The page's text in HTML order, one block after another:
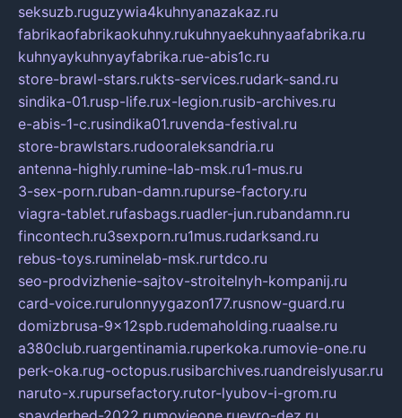
seksuzb.ruguzywia4kuhnyanazakaz.ru
fabrikaofabrikaokuhny.rukuhnyaekuhnyaafabrika.ru
kuhnyaykuhnyayfabrika.rue-abis1c.ru
store-brawl-stars.rukts-services.rudark-sand.ru
sindika-01.rusp-life.rux-legion.rusib-archives.ru
e-abis-1-c.rusindika01.ruvenda-festival.ru
store-brawlstars.rudooraleksandria.ru
antenna-highly.rumine-lab-msk.ru1-mus.ru
3-sex-porn.ruban-damn.rupurse-factory.ru
viagra-tablet.rufasbags.ruadler-jun.rubandamn.ru
fincontech.ru3sexporn.ru1mus.rudarksand.ru
rebus-toys.ruminelab-msk.rurtdco.ru
seo-prodvizhenie-sajtov-stroitelnyh-kompanij.ru
card-voice.rurulonnyygazon177.rusnow-guard.ru
domizbrusa-9x12spb.rudemaholding.ruaalse.ru
a380club.ruargentinamia.ruperkoka.rumovie-one.ru
perk-oka.rug-octopus.rusibarchives.ruandreislyusar.ru
naruto-x.rupursefactory.rutor-lyubov-i-grom.ru